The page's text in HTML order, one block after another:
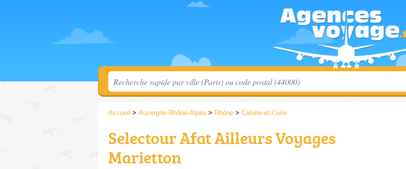
Accueil > Auvergne-Rhône-Alpes > Rhône > Caluire-et-Cuire
Selectour Afat Ailleurs Voyages
Marietton